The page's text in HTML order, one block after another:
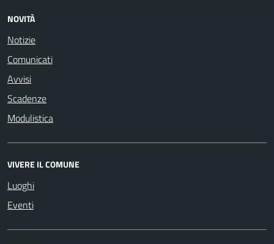
NOVITÀ
Notizie
Comunicati
Avvisi
Scadenze
Modulistica
VIVERE IL COMUNE
Luoghi
Eventi